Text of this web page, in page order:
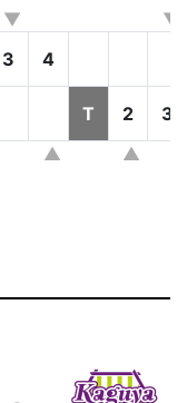
3 4
T 2 3